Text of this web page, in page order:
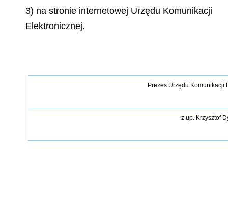
3) na stronie internetowej Urzędu Komunikacji
Elektronicznej.
Prezes Urzędu Komunikacji
z up. Krzysztof